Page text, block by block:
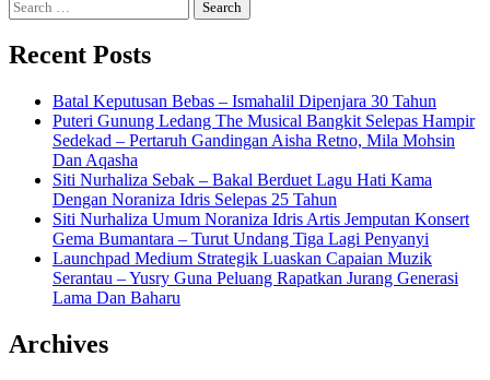
for:
Recent Posts
Batal Keputusan Bebas – Ismahalil Dipenjara 30 Tahun
Puteri Gunung Ledang The Musical Bangkit Selepas Hampir
Sedekad – Pertaruh Gandingan Aisha Retno, Mila Mohsin
Dan Aqasha
Siti Nurhaliza Sebak – Bakal Berduet Lagu Hati Kama
Dengan Noraniza Idris Selepas 25 Tahun
Siti Nurhaliza Umum Noraniza Idris Artis Jemputan Konsert
Gema Bumantara – Turut Undang Tiga Lagi Penyanyi
Launchpad Medium Strategik Luaskan Capaian Muzik
Serantau – Yusry Guna Peluang Rapatkan Jurang Generasi
Lama Dan Baharu
Archives